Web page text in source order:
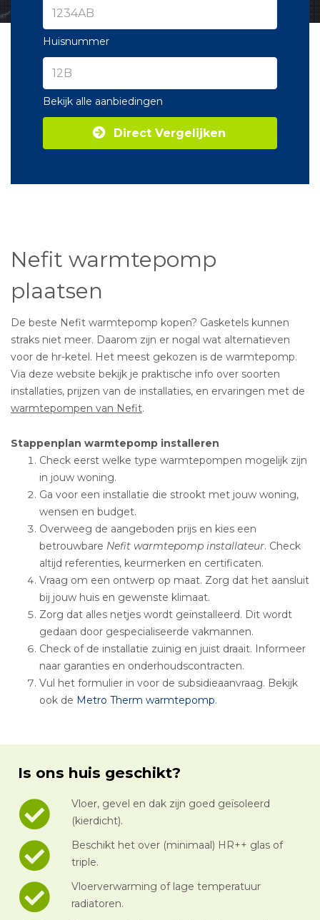
Huisnummer
Bekijk alle aanbiedingen
Direct Vergelijken
Nefit warmtepomp
plaatsen
De beste Nefit warmtepomp kopen? Gasketels kunnen
straks niet meer. Daarom zijn er nogal wat alternatieven
voor de hr-ketel. Het meest gekozen is de warmtepomp.
Via deze website bekijk je praktische info over soorten
installaties, prijzen van de installaties, en ervaringen met de
warmtepompen van Nefit.
Stappenplan warmtepomp installeren
Check eerst welke type warmtepompen mogelijk zijn
in jouw woning.
Ga voor een installatie die strookt met jouw woning,
wensen en budget.
Overweeg de aangeboden prijs en kies een
betrouwbare Nefit warmtepomp installateur. Check
altijd referenties, keurmerken en certificaten.
Vraag om een ontwerp op maat. Zorg dat het aansluit
bij jouw huis en gewenste klimaat.
Zorg dat alles netjes wordt geïnstalleerd. Dit wordt
gedaan door gespecialiseerde vakmannen.
Check of de installatie zuinig en juist draait. Informeer
naar garanties en onderhoudscontracten.
Vul het formulier in voor de subsidieaanvraag. Bekijk
ook de Metro Therm warmtepomp.
Is ons huis geschikt?
Vloer, gevel en dak zijn goed geïsoleerd
(kierdicht).
Beschikt het over (minimaal) HR++ glas of
triple.
Vloerverwarming of lage temperatuur
radiatoren.